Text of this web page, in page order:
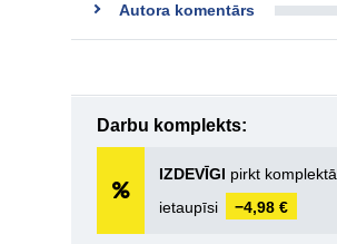
Autora komentārs
Darbu komplekts:
IZDEVĪGI pirkt komplektā
ietaupīsi
−4,98 €